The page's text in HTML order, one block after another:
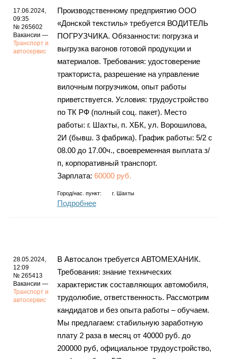
17.06.2024,
09:35
№ 265602
Вакансии —
Транспорт и
автосервис
Производственному предприятию ООО
«Донской текстиль» требуется ВОДИТЕЛЬ
ПОГРУЗЧИКА. Обязанности: погрузка и
выгрузка вагонов готовой продукции и
материалов. Требования: удостоверение
тракториста, разрешение на управление
вилочным погрузчиком, опыт работы
приветствуется. Условия: трудоустройство
по ТК РФ (полный соц. пакет). Место
работы: г. Шахты, п. ХБК, ул. Ворошилова,
2И (бывш. 3 фабрика). График работы: 5/2 с
08.00 до 17.00ч., своевременная выплата з/
п, корпоративный транспорт.
Зарплата: 60000 руб.
Город/нас. пункт: г. Шахты
Подробнее
28.05.2024,
12:09
№ 265413
Вакансии —
Транспорт и
автосервис
В Автосалон требуется АВТОМЕХАНИК.
Требования: знание технических
характеристик составляющих автомобиля,
трудолюбие, ответственность. Рассмотрим
кандидатов и без опыта работы – обучаем.
Мы предлагаем: стабильную заработную
плату 2 раза в месяц от 40000 руб. до
200000 руб, официальное трудоустройство,